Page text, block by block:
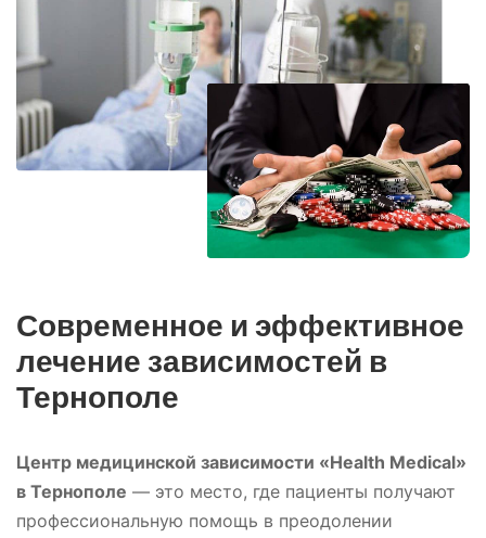
Современное и эффективное
лечение зависимостей в
Тернополе
Центр медицинской зависимости «Health Medical»
в Тернополе — это место, где пациенты получают
профессиональную помощь в преодолении